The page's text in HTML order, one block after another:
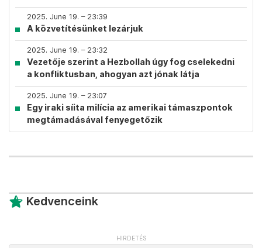
2025. June 19. – 23:39
A közvetítésünket lezárjuk
2025. June 19. – 23:32
Vezetője szerint a Hezbollah úgy fog cselekedni
a konfliktusban, ahogyan azt jónak látja
2025. June 19. – 23:07
Egy iraki síita milícia az amerikai támaszpontok
megtámadásával fenyegetőzik
Kedvenceink